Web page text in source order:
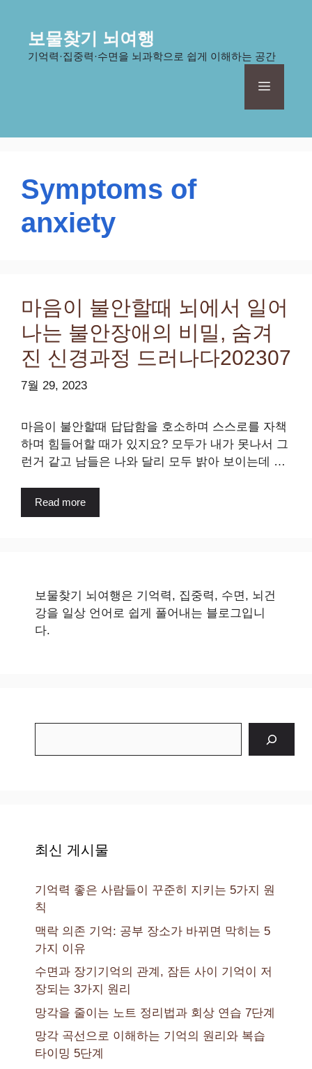
보물찾기 뇌여행
기억력·집중력·수면을 뇌과학으로 쉽게 이해하는 공간
메
Symptoms of
anxiety
마음이 불안할때 뇌에서 일어
나는 불안장애의 비밀, 숨겨
진 신경과정 드러나다202307
7월 29, 2023
마음이 불안할때 답답함을 호소하며 스스로를 자책
하며 힘들어할 때가 있지요? 모두가 내가 못나서 그
런거 같고 남들은 나와 달리 모두 밝아 보이는데 …
Read more
보물찾기 뇌여행은 기억력, 집중력, 수면, 뇌건
강을 일상 언어로 쉽게 풀어내는 블로그입니
다.
최신 게시물
기억력 좋은 사람들이 꾸준히 지키는 5가지 원
칙
맥락 의존 기억: 공부 장소가 바뀌면 막히는 5
가지 이유
수면과 장기기억의 관계, 잠든 사이 기억이 저
장되는 3가지 원리
망각을 줄이는 노트 정리법과 회상 연습 7단계
망각 곡선으로 이해하는 기억의 원리와 복습
타이밍 5단계